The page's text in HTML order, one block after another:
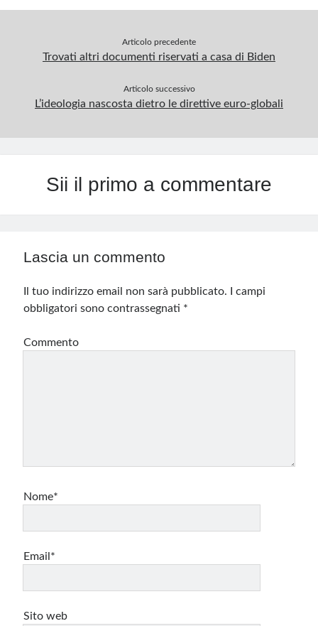
Articolo precedente
Trovati altri documenti riservati a casa di Biden
Articolo successivo
L’ideologia nascosta dietro le direttive euro-globali
Sii il primo a commentare
Lascia un commento
Il tuo indirizzo email non sarà pubblicato.
I campi
obbligatori sono contrassegnati *
Commento
Nome*
Email*
Sito web